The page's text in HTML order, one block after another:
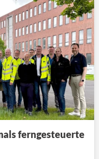
ferngesteuerte